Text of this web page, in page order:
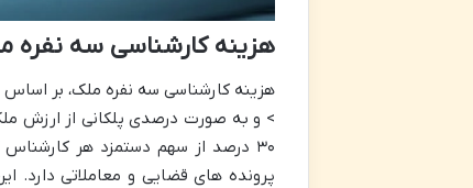
هزینه کارشناسی سه نفره
هزینه کارشناسی سه نفره ملک، بر اساس ماده ۱۱ تعرفه دستمزد کارشناسان
> و به صورت درصدی پلکانی از ارزش
۳۰ درصد از سهم دستمزد هر
پرونده های قضایی و معاملاتی دارد.